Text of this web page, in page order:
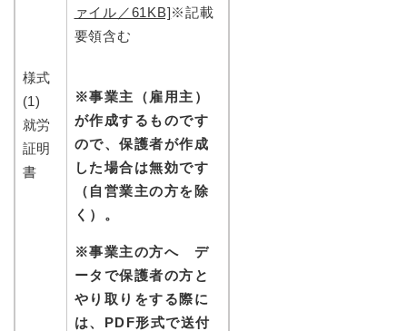
様式
(1)
就労
証明
書
ァイル／61KB]※記載
要領含む​
※事業主（雇用主）
が作成するものです
ので、保護者が作成
した場合は無効です
（自営業主の方を除
く）。
※事業主の方へ デ
ータで保護者の方と
やり取りをする際に
は、PDF形式で送付